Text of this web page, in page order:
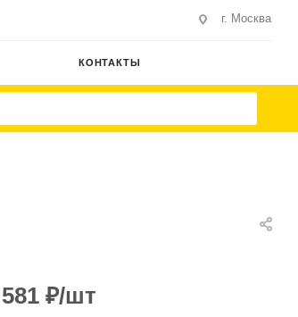
г. Москва
КОНТАКТЫ
581 ₽/шт